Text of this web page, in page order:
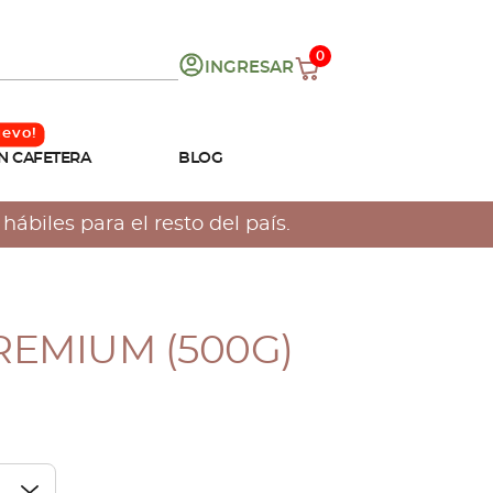
INGRESAR
0
CAFETERA BLOG
para el resto del país.
(500G)